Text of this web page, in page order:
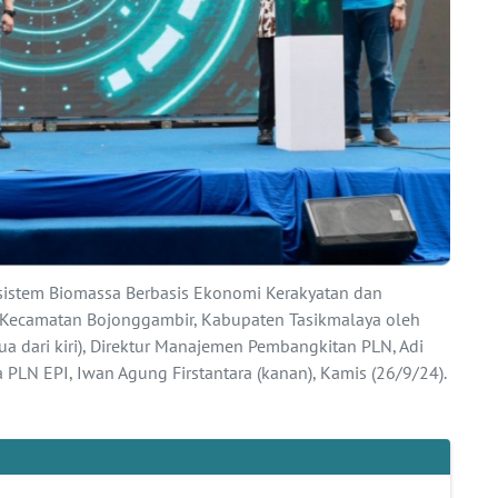
Biomassa Berbasis Ekonomi Kerakyatan dan
Bojonggambir, Kabupaten Tasikmalaya oleh
dari kiri), Direktur Manajemen Pembangkitan PLN, Adi
EPI, Iwan Agung Firstantara (kanan), Kamis (26/9/24).